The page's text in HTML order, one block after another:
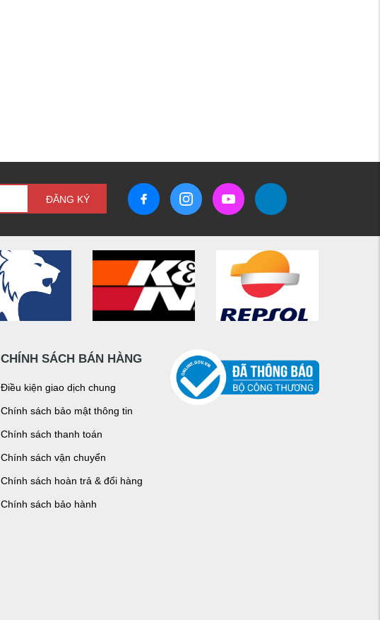
ĐĂNG KÝ
CHÍNH SÁCH BÁN HÀNG
Điều kiện giao dịch chung
Chính sách bảo mật thông tin
Chính sách thanh toán
Chính sách vận chuyển
Chính sách hoàn trả & đổi hàng
Chính sách bảo hành